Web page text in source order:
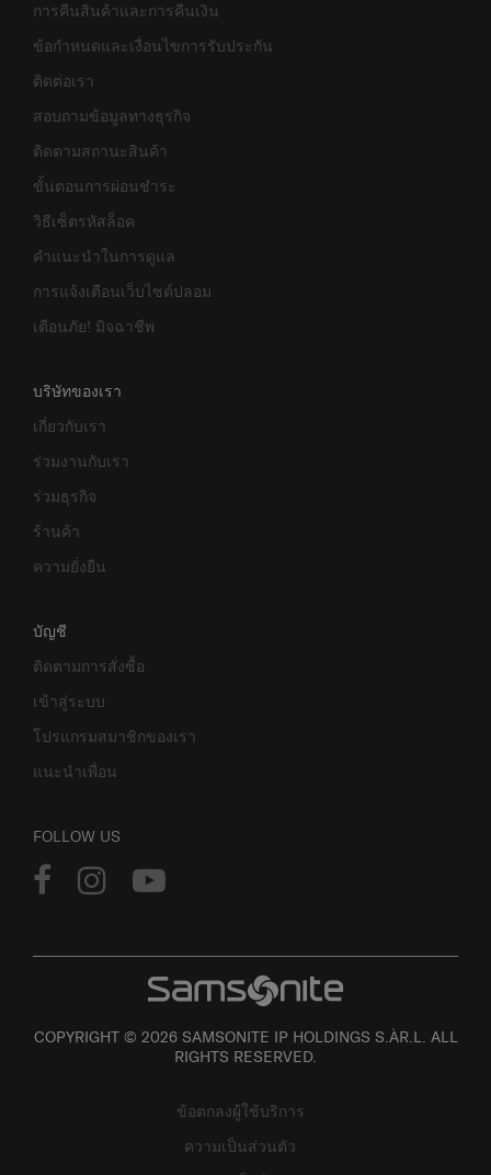
การคืนสินค้าและการคืนเงิน
ข้อกำหนดและเงื่อนไขการรับประกัน
ติดต่อเรา
สอบถามข้อมูลทางธุรกิจ
ติดตามสถานะสินค้า
ขั้นตอนการผ่อนชำระ
วิธีเซ็ตรหัสล็อค
คำแนะนำในการดูแล
การแจ้งเตือนเว็บไซต์ปลอม
เตือนภัย! มิจฉาชีพ
บริษัทของเรา
เกี่ยวกับเรา
ร่วมงานกับเรา
ร่วมธุรกิจ
ร้านค้า
ความยั่งยืน
บัญชี
ติดตามการสั่งซื้อ
เข้าสู่ระบบ
โปรแกรมสมาชิกของเรา
แนะนำเพื่อน
FOLLOW US
COPYRIGHT © 2026 SAMSONITE IP HOLDINGS S.ÀR.L. ALL
RIGHTS RESERVED.
ข้อตกลงผู้ใช้บริการ
ความเป็นส่วนตัว